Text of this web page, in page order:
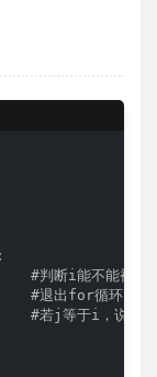
#判断i能不能被整
#退出for循环
#若j等于i，说明i